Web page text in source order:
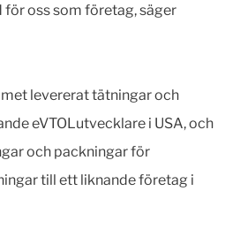
oss som företag, säger
levererat tätningar och
eVTOLutvecklare i USA, och
och packningar för
till ett liknande företag i